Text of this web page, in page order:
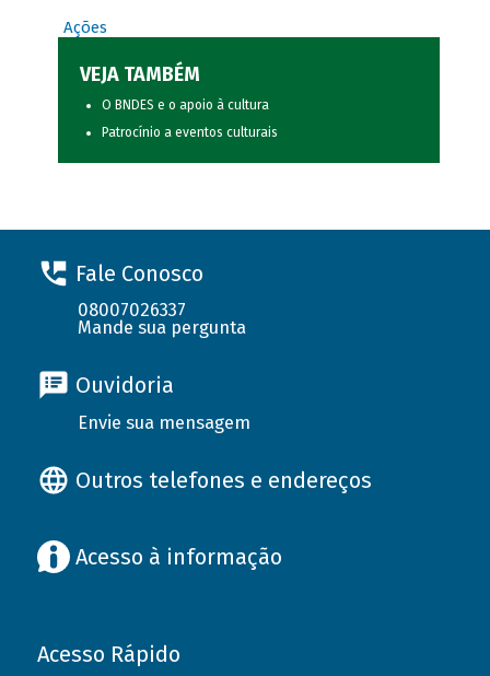
Ações
VEJA TAMBÉM
O BNDES e o apoio à cultura
Patrocínio a eventos culturais
Fale Conosco
08007026337
Mande sua pergunta
Ouvidoria
Envie sua mensagem
Outros telefones e endereços
Acesso à informação
Acesso Rápido